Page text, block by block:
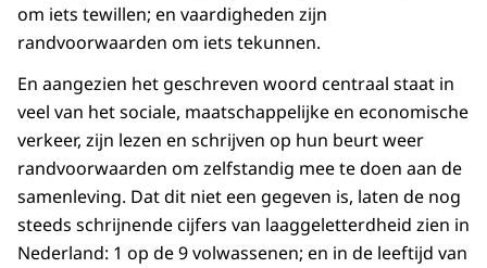
om iets tewillen; en vaardigheden zijn
randvoorwaarden om iets tekunnen.
En aangezien het geschreven woord centraal staat in
veel van het sociale, maatschappelijke en economische
verkeer, zijn lezen en schrijven op hun beurt weer
randvoorwaarden om zelfstandig mee te doen aan de
samenleving. Dat dit niet een gegeven is, laten de nog
steeds schrijnende cijfers van laaggeletterdheid zien in
Nederland: 1 op de 9 volwassenen; en in de leeftijd van